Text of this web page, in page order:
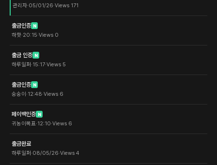
관리자·05/01/26·Views 171
출금인증 N
하핫·20:15·Views 0
출금 인증 N
하루일퍼·15:17·Views 5
출금인증 N
숭숭이·12:48·Views 6
페이백인증 N
귀농이목표·12:10·Views 6
출금완료
하루일퍼·08/05/26·Views 4